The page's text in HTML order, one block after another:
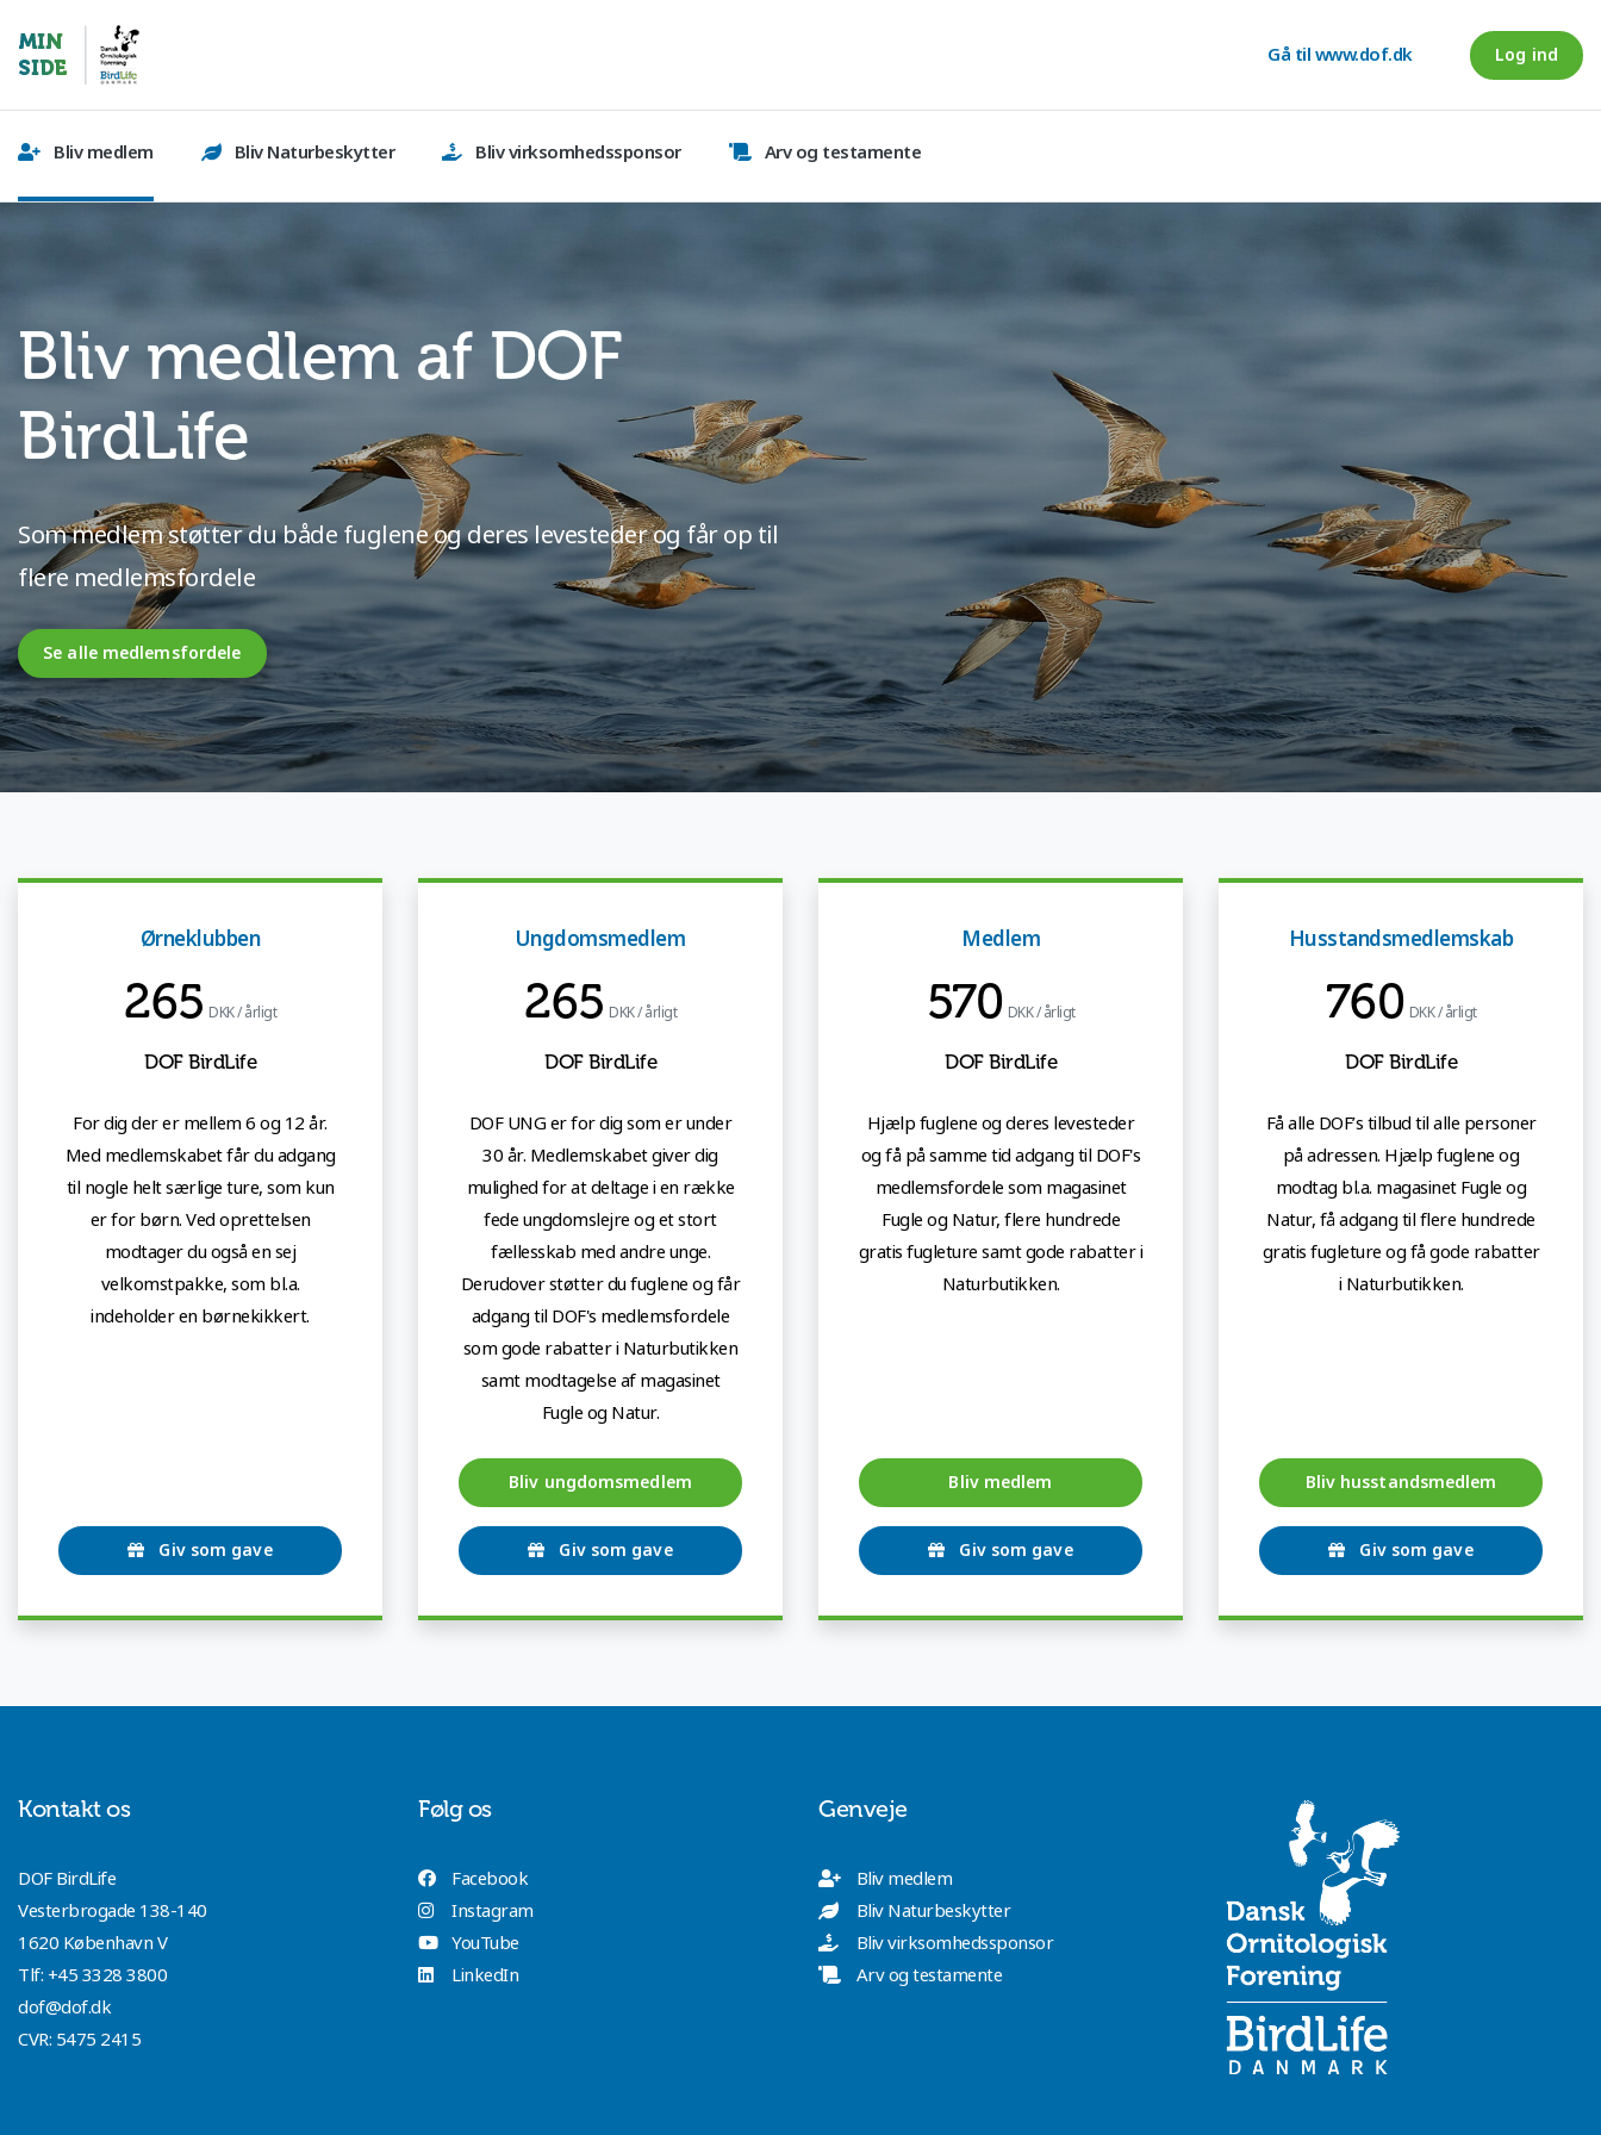
Gå til www.dof.dk Log ind
Bliv medlem Bliv Naturbeskytter Bliv virksomhedssponsor Arv og testamente
Bliv medlem af DOF
BirdLife
Som medlem støtter du både fuglene og deres levesteder og får op til
flere medlemsfordele
Se alle medlemsfordele
Ørneklubben
265 DKK / årligt
DOF BirdLife
For dig der er mellem 6 og 12 år.
Med medlemskabet får du adgang
til nogle helt særlige ture, som kun
er for børn. Ved oprettelsen
modtager du også en sej
velkomstpakke, som bl.a.
indeholder en børnekikkert.
Giv som gave
Ungdomsmedlem
265 DKK / årligt
DOF BirdLife
DOF UNG er for dig som er under
30 år. Medlemskabet giver dig
mulighed for at deltage i en række
fede ungdomslejre og et stort
fællesskab med andre unge.
Derudover støtter du fuglene og får
adgang til DOF's medlemsfordele
som gode rabatter i Naturbutikken
samt modtagelse af magasinet
Fugle og Natur.
Bliv ungdomsmedlem
Giv som gave
Medlem
570 DKK / årligt
DOF BirdLife
Hjælp fuglene og deres levesteder
og få på samme tid adgang til DOF's
medlemsfordele som magasinet
Fugle og Natur, flere hundrede
gratis fugleture samt gode rabatter i
Naturbutikken.
Bliv medlem
Giv som gave
Husstandsmedlemskab
760 DKK / årligt
DOF BirdLife
Få alle DOF’s tilbud til alle personer
på adressen. Hjælp fuglene og
modtag bl.a. magasinet Fugle og
Natur, få adgang til flere hundrede
gratis fugleture og få gode rabatter
i Naturbutikken.
Bliv husstandsmedlem
Giv som gave
Kontakt os
DOF BirdLife
Vesterbrogade 138-140
1620 København V
Tlf: +45 3328 3800
dof@dof.dk
CVR: 5475 2415
Følg os
Facebook
Instagram
YouTube
LinkedIn
Genveje
Bliv medlem
Bliv Naturbeskytter
Bliv virksomhedssponsor
Arv og testamente